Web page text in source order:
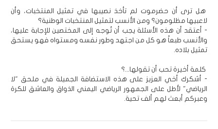
هل ترى أن حضرموت لم تأخذ نصيبها في تمثيل المنتخبات، وأن
لاعبيها مظلومون؟ ومن الأنسب لتمثيل المنتخبات الوطنية؟
- أعتقد أن هذه الأسئلة يجب أن تُوجه إلى المختصين للإجابة عليها،
والأنسب طبعاً هو كل من اجتهد وطور نفسه ومستواه فهو يستحق
تمثيل بلاده.
كلمة أخيرة تحب أن تقولها...؟
- أشكرك أخي العزيز على هذه الاستضافة الجميلة في ملحق "لا
الرياضي" لأطل على الجمهور الرياضي اليمني الذواق والعاشق للكرة
وعبركم أبعث لهم ألف تحية.